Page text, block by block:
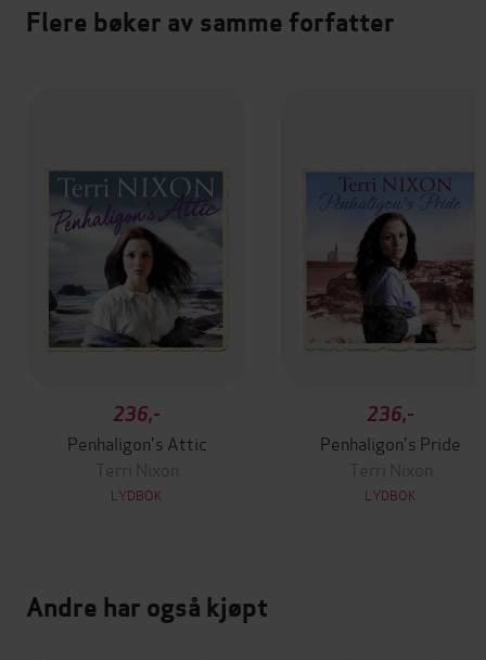
Flere bøker av samme forfatter
236,-
Penhaligon's Attic
Terri Nixon
LYDBOK
236,-
Penhaligon's Pride
Terri Nixon
LYDBOK
Andre har også kjøpt